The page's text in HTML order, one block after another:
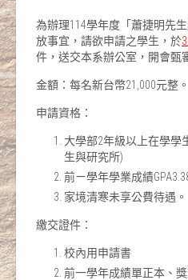
為辦理114學年度「蕭捷明先
放事宜，請欲申請之學生，於3
件，送交本系辦公室，開會甄
金額：每名新台幣21,000元整。
申請資格：
大學部2年級以上在學學
生與研究所)
前ㄧ學年學業成績
家境清寒未享公費待遇。
繳交證件：
校內用申請書
前一學年成績單正本、